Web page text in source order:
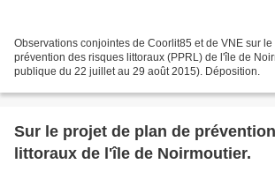
Observations conjointes de Coorlit85 et de VNE sur
prévention des risques littoraux (PPRL) de l'île de
publique du 22 juillet au 29 août 2015). Déposition.
Sur le projet de plan de
littoraux de l'île de Noirmoutier.